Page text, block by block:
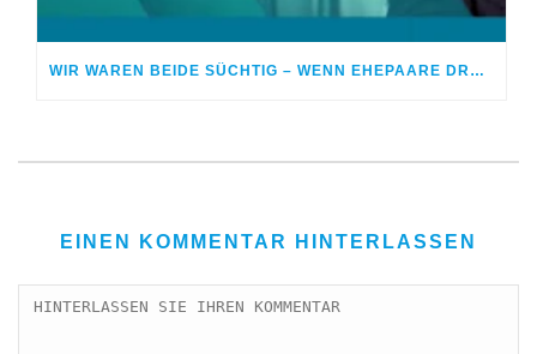
WIR WAREN BEIDE SÜCHTIG – WENN EHEPAARE DROGEN NEHMEN
EINEN KOMMENTAR HINTERLASSEN